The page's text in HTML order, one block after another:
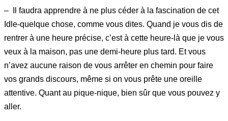
– Il faudra apprendre à ne plus céder à la fascination de cet
Idle-quelque chose, comme vous dites. Quand je vous dis de
rentrer à une heure précise, c’est à cette heure-là que je vous
veux à la maison, pas une demi-heure plus tard. Et vous
n’avez aucune raison de vous arrêter en chemin pour faire
vos grands discours, même si on vous prête une oreille
attentive. Quant au pique-nique, bien sûr que vous pouvez y
aller.